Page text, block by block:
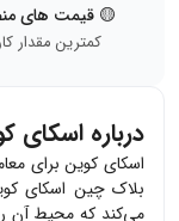
🟡 قیمت های
کمترین مقدار
درباره اسکای
اسکای کوین برای
بلاک چین اسکای
می‌کند که محیط آن